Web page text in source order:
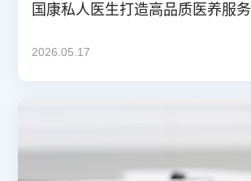
国康私人医生打造高品质医养服务
2026.05.17